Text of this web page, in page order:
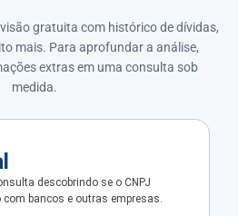
gratuita com histórico de dívidas,
mais. Para aprofundar a análise,
extras em uma consulta sob
medida.
descobrindo se o CNPJ
bancos e outras empresas.